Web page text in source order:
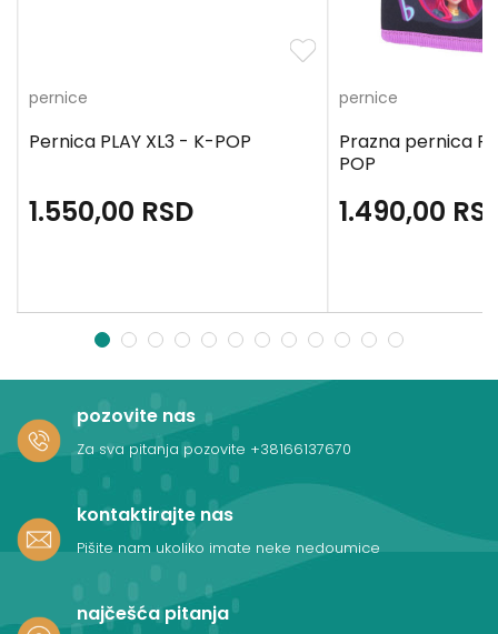
pernice
Pernica PLAY XL3 - K-POP
1.550,00 RSD
pernice
Prazna pernica
POP
1.490,00
1 2 3 4 5 6 7 8 9 10 11 12
pozovite nas
Za sva pitanja pozovite +38166137670
kontaktirajte nas
Pišite nam ukoliko imate neke nedoumice
najčešća pitanja